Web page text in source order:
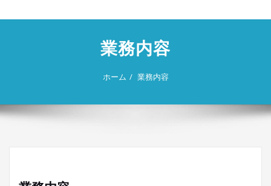
ゲ
シ
ョ
ン
を
業務内容
ホーム 業務内容